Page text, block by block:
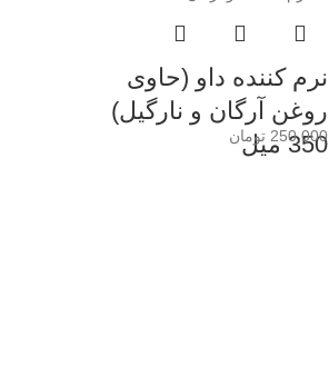
نرم کننده داو (حاوی
روغن آرگان و نارگیل)
350 میل
250,000 تومان